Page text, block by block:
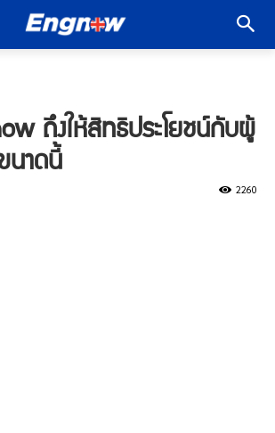
ถึงให้สิทธิประโยชน์กับผู้
นาดนี้
2260